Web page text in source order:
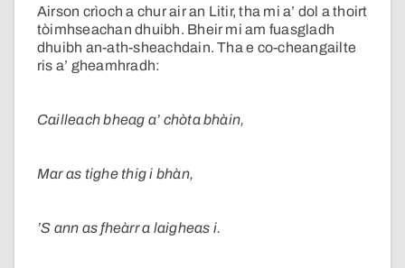
Airson crìoch a chur air an Litir, tha mi a’ dol a thoirt
tòimhseachan dhuibh. Bheir mi am fuasgladh
dhuibh an-ath-sheachdain. Tha e co-cheangailte
ris a’ gheamhradh:
Cailleach bheag a’ chòta bhàin,
Mar as tighe thig i bhàn,
’S ann as fheàrr a laigheas i.